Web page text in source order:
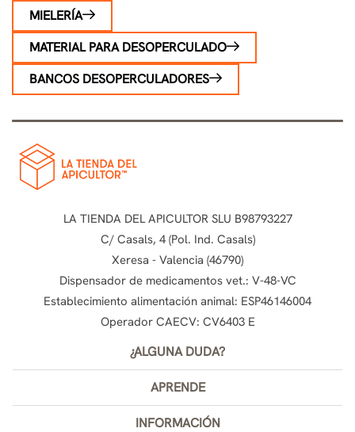
MIELERÍA
MATERIAL PARA DESOPERCULADO
BANCOS DESOPERCULADORES
LA TIENDA DEL APICULTOR SLU B98793227
C/ Casals, 4 (Pol. Ind. Casals)
Xeresa - Valencia (46790)
Dispensador de medicamentos vet.: V-48-VC
Establecimiento alimentación animal: ESP46146004
Operador CAECV: CV6403 E
¿ALGUNA DUDA?
APRENDE
INFORMACIÓN